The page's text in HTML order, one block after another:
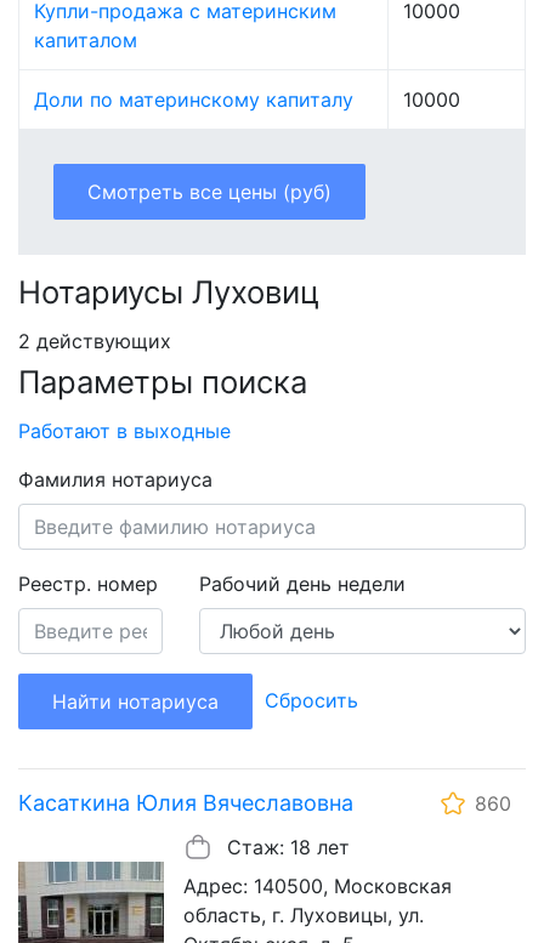
Купли-продажа с материнским
капиталом
10000
Доли по материнскому капиталу 10000
Смотреть все цены (руб)
Нотариусы Луховиц
2 действующих
Параметры поиска
Работают в выходные
Фамилия нотариуса
Реестр. номер Рабочий день недели
Найти нотариуса Сбросить
Касаткина Юлия Вячеславовна
860
Стаж: 18 лет
Адрес: 140500, Московская
область, г. Луховицы, ул.